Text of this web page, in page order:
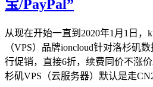
宝/PayPal”
从现在开始一直到2020年1月1日，
（VPS）品牌ioncloud针对洛杉矶
行促销，直接6折，续费同价不涨
杉矶VPS（云服务器）默认是走